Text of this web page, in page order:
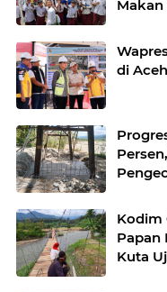
di
Kodim
Papan
Kuta